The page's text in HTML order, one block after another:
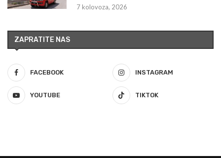
7 kolovoza, 2026
ZAPRATITE NAS
FACEBOOK INSTAGRAM
YOUTUBE TIKTOK